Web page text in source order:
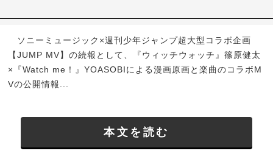
ソニーミュージック×週刊少年ジャンプ超大型コラボ企画
【JUMP MV】の続報として、『ウィッチウォッチ』篠原健太
×『Watch me！』YOASOBIによる漫画原画と楽曲のコラボM
Vの公開情報...
本文を読む